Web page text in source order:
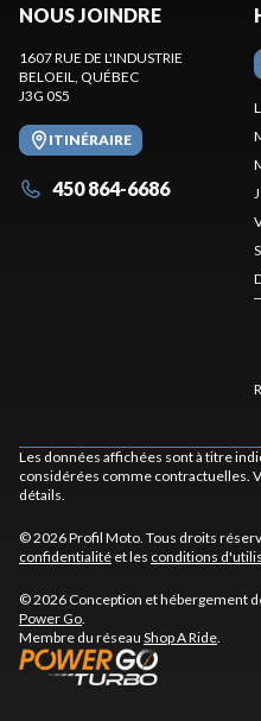
NOUS JOINDRE
1607 RUE DE L'INDUSTRIE
BELOEIL
, QUÉBEC
J3G 0S5
ITINÉRAIRE
450 864-6686
Les données affichées sont à titre
considérées comme contractuelles.
détails.
© 2026 Profil Moto. Tous droits
confidentialité et les conditions
© 2026 Conception et hébergement
Power Go
Membre du réseau Shop A Ride